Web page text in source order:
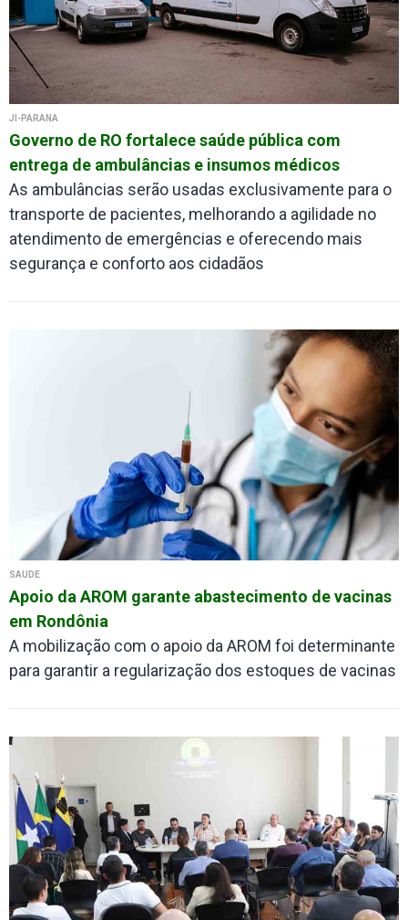
JI-PARANÁ
Governo de RO fortalece saúde pública com
entrega de ambulâncias e insumos médicos
As ambulâncias serão usadas exclusivamente para o
transporte de pacientes, melhorando a agilidade no
atendimento de emergências e oferecendo mais
segurança e conforto aos cidadãos
SAÚDE
Apoio da AROM garante abastecimento de vacinas
em Rondônia
A mobilização com o apoio da AROM foi determinante
para garantir a regularização dos estoques de vacinas